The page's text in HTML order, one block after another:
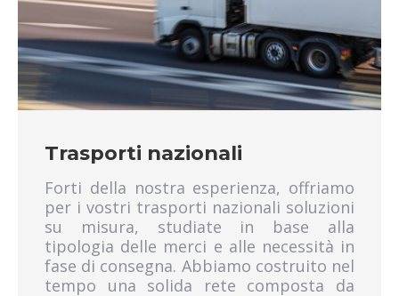
spedizione bancali pomezia
spedizione bancali roma sud
spedizione bancali santa palomba
spedizione bancali castelli romani
spedizione bancali ardea
spedizione bancali pomezia
spedizione bancali fiumicino
spedizione bancali acilia
ritiro merci pomezia
ritiro merci roma sud
ritiro merci santa palomba
ritiro merci castelli romani
Trasporti nazionali
Forti della nostra esperienza, offriamo
per i vostri trasporti nazionali soluzioni
su misura, studiate in base alla
tipologia delle merci e alle necessità in
fase di consegna. Abbiamo costruito nel
tempo una solida rete composta da